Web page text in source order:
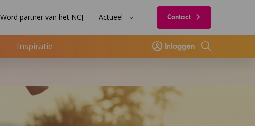
Word partner van het NCJ Actueel Contact
Inspiratie Inloggen
Zoeken